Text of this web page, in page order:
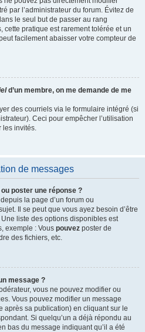
par l’administrateur du forum. Évitez de
le seul but de passer au rang
cette pratique est rarement tolérée et un
facilement abaisser votre compteur de
d’un membre, on me demande de me
des courriels via le formulaire intégré (si
Ceci pour empêcher l’utilisation
les invités.
de messages
poster une réponse ?
la page d’un forum ou
Il se peut que vous ayez besoin d’être
liste des options disponibles est
exemple : Vous pouvez poster de
des fichiers, etc.
message ?
vous ne pouvez modifier ou
Vous pouvez modifier un message
après sa publication) en cliquant sur le
Si quelqu’un a déjà répondu au
bas du message indiquant qu’il a été